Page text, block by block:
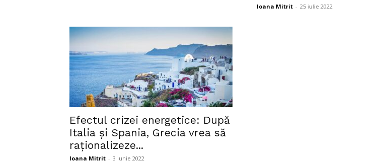
Ioana Mitrit - 25 iulie 2022
Efectul crizei energetice: După
Italia și Spania, Grecia vrea să
raționalizeze...
Ioana Mitrit - 3 iunie 2022